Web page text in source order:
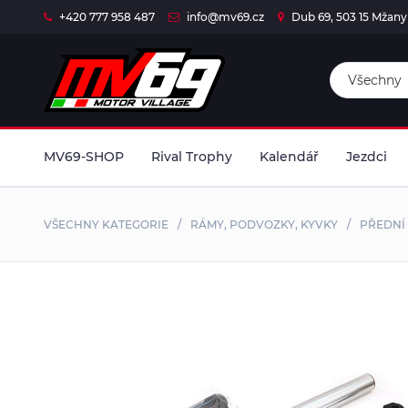
+420 777 958 487 info@mv69.cz Dub 69, 503 15 Mžany
MV69-SHOP
PBS PITBIKE CROSS RIVALE - náhradní díly (31)
FG Gubellini (3336)
Rival Trophy Kalendář Jezdci
VŠECHNY KATEGORIE RÁMY, PODVOZKY, KYVKY PŘEDNÍ